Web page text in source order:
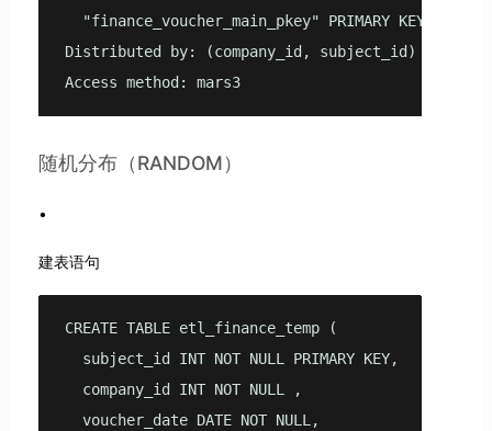
"finance_voucher_main_pkey" PRIMARY KEY,
Distributed by: (company_id, subject_id)
Access method: mars3
随机分布（RANDOM）
建表语句
CREATE TABLE etl_finance_temp (
  subject_id INT NOT NULL PRIMARY KEY,
  company_id INT NOT NULL ,
  voucher_date DATE NOT NULL,